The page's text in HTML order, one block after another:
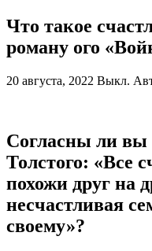
Что такое
роману ого
20 августа, 2022 Выкл.
Согласны ли
Толстого: «Все
похожи друг на
несчастливая
своему»?